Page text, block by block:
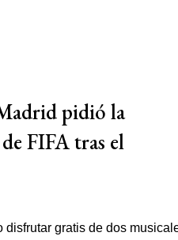
pidió la
FIFA tras el